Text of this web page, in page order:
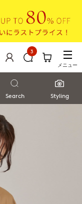
3
メニュー
Search Styling